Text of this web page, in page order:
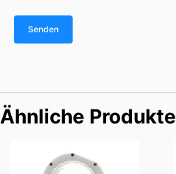
Ähnliche Produkte
bis
$89.90